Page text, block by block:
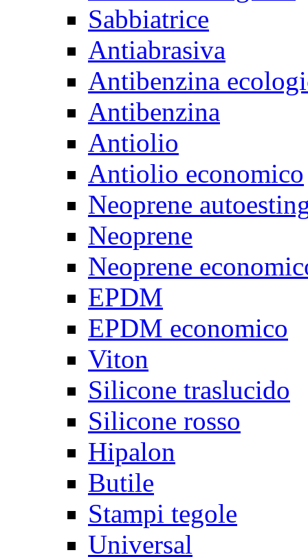
Sabbiatrice
Antiabrasiva
Antibenzina
Antibenzina
Antiolio
Antiolio economico
Neoprene
Neoprene
Neoprene
EPDM
EPDM economico
Viton
Silicone traslucido
Silicone rosso
Hipalon
Butile
Stampi tegole
Universal